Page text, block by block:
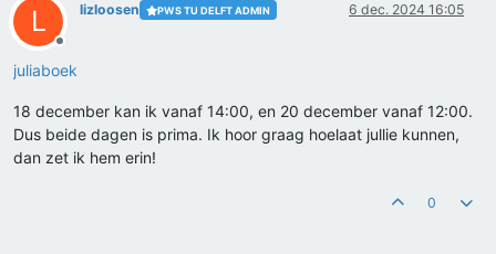
L
Offline
lizloosen PWS TU DELFT ADMIN 6 dec. 2024 16:05
juliaboek
18 december kan ik vanaf 14:00, en 20 december vanaf 12:00.
Dus beide dagen is prima. Ik hoor graag hoelaat jullie kunnen,
dan zet ik hem erin!
0